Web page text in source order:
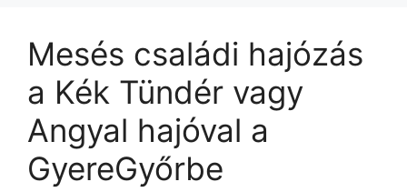
Mesés családi hajózás
a Kék Tündér vagy
Angyal hajóval a
GyereGyőrbe